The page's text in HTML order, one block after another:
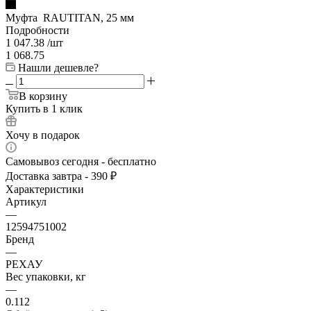
Муфта RAUTITAN, 25 мм
Подробности
1 047.38 /шт
1 068.75
Нашли дешевле?
В корзину
Купить в 1 клик
Хочу в подарок
Самовывоз сегодня - бесплатно
Доставка завтра - 390 ₽
Характеристики
Артикул
—
12594751002
Бренд
—
РЕХАУ
Вес упаковки, кг
—
0.112